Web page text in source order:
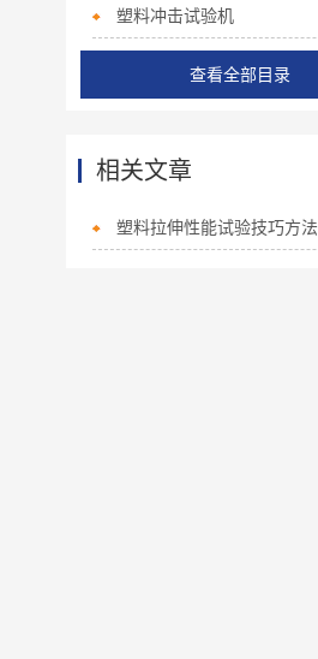
塑料冲击试验机
查看全部目录
相关文章
塑料拉伸性能试验技巧方法